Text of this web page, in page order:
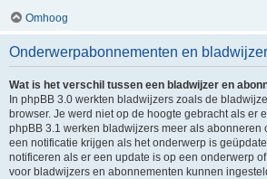
Omhoog
Onderwerpabonnementen en
Wat is het verschil tussen een bladwijzer en
In phpBB 3.0 werkten bladwijzers zoals de
browser. Je werd niet op de hoogte gebracht als er
phpBB 3.1 werken bladwijzers meer als abonneren
een notificatie krijgen als het onderwerp is
notificeren als er een update is op een onderwerp
voor bladwijzers en abonnementen kunnen